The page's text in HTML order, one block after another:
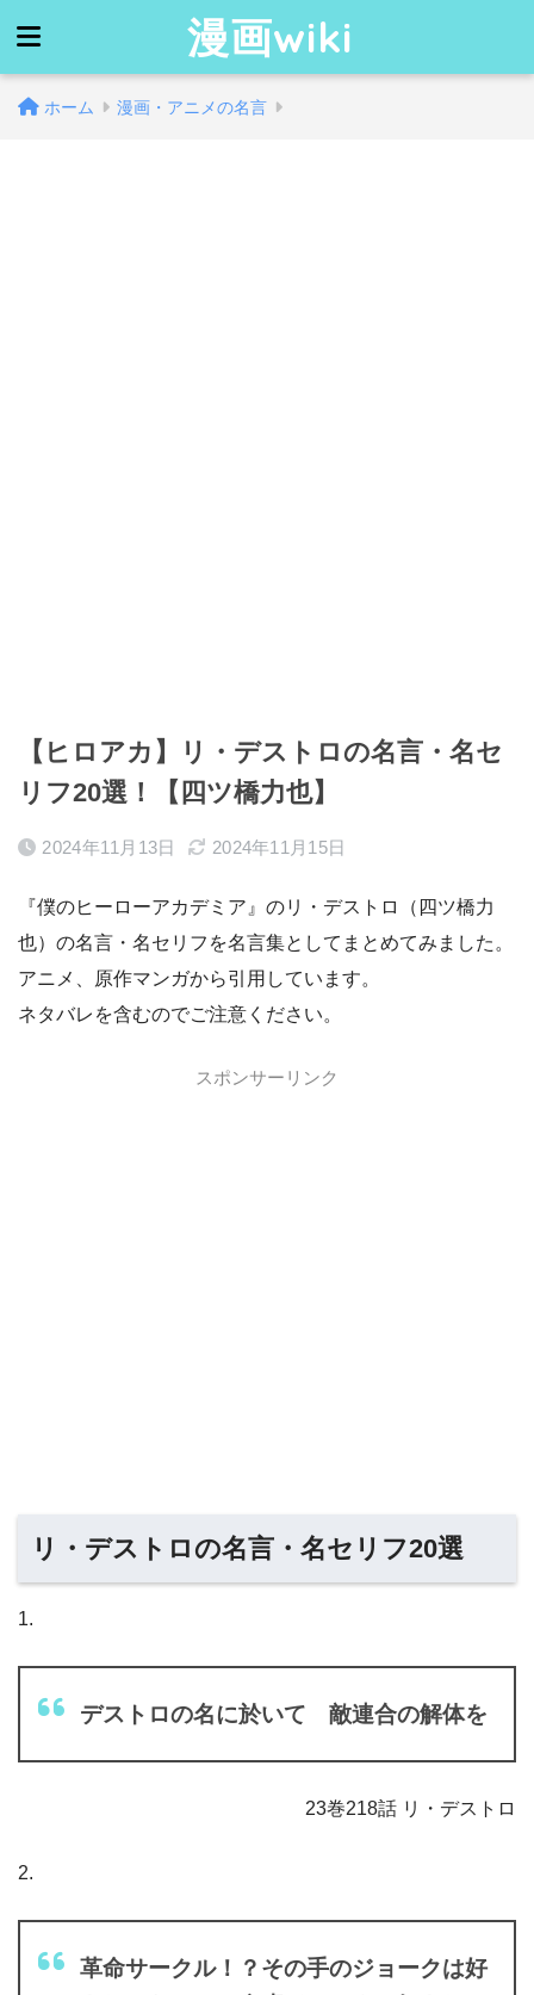
漫画wiki
ホーム 漫画・アニメの名言
【ヒロアカ】リ・デストロの名言・名セ
リフ20選！【四ツ橋力也】
2024年11月13日 2024年11月15日
『僕のヒーローアカデミア』のリ・デストロ（四ツ橋力
也）の名言・名セリフを名言集としてまとめてみました。
アニメ、原作マンガから引用しています。
ネタバレを含むのでご注意ください。
スポンサーリンク
リ・デストロの名言・名セリフ20選
1.
デストロの名に於いて 敵連合の解体を
23巻218話 リ・デストロ
2.
革命サークル！？その手のジョークは好